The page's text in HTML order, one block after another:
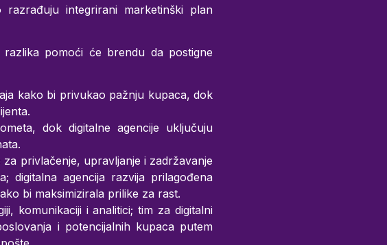
razrađuju integrirani marketinški plan
pomoći će brendu da postigne
kako bi privukao pažnju kupaca, dok
dok digitalne agencije uključuju
privlačenje, upravljanje i zadržavanje
digitalna agencija razvija prilagođena
bi maksimizirala prilike za rast.
komunikaciji i analitici; tim za digitalni
i potencijalnih kupaca putem